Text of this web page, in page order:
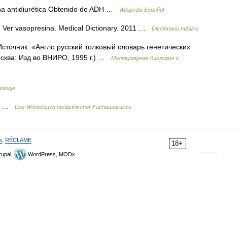
antidiurética Obtenido de ADH … Wikipedia Español
vasopresina. Medical Dictionary. 2011 … Diccionario médico
«Англо русский толковый словарь генетических
Изд во ВНИРО, 1995 г.) …
Молекулярная биология и
… Das Wörterbuch medizinischer Fachausdrücke
18+
RÉCLAME
WordPress, MODx.